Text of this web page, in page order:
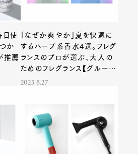
日使
か
推薦
「なぜか爽やか」夏を快適に
するハーブ系香水4選。フレグ
ランスのプロが選ぶ、大人の
ためのフレグランス【グルーミ
ング研究所】
2025.8.27